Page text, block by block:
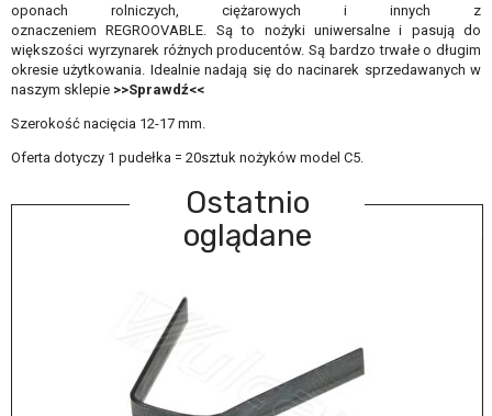
oponach rolniczych, ciężarowych i innych z
oznaczeniem REGROOVABLE. Są to nożyki uniwersalne i pasują do
większości wyrzynarek różnych producentów. Są bardzo trwałe o długim
okresie użytkowania. Idealnie nadają się do nacinarek sprzedawanych w
naszym sklepie >>Sprawdź<<
Szerokość nacięcia 12-17 mm.
Oferta dotyczy 1 pudełka = 20sztuk nożyków model C5.
Ostatnio
oglądane